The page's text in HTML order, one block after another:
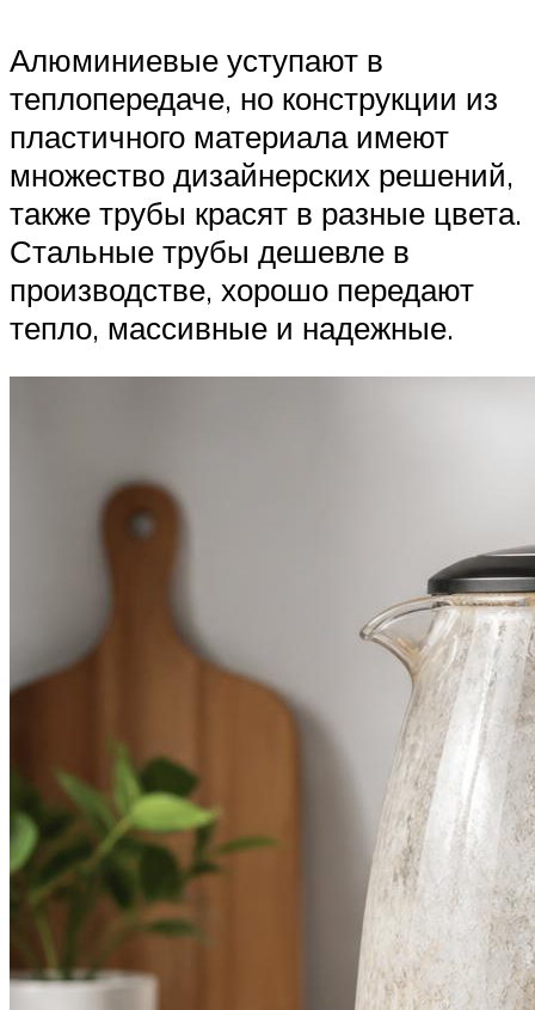
Алюминиевые уступают в
теплопередаче, но конструкции из
пластичного материала имеют
множество дизайнерских решений,
также трубы красят в разные цвета.
Стальные трубы дешевле в
производстве, хорошо передают
тепло, массивные и надежные.